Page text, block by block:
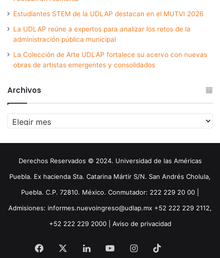
Estudiantes STEM de la UDLAP destacan en el MUTVI 2026
La UDLAP reúne a expertos para analizar los retos de la
administración pública municipal
La Colección de Arte UDLAP fortalece su acervo con nuevas
obras de artistas emergentes y consolidados
Archivos
Archivos
Derechos Reservados © 2024. Universidad de las Américas
Puebla. Ex hacienda Sta. Catarina Mártir S/N. San Andrés Cholula,
Puebla. C.P. 72810. México. Conmutador: 222 229 20 00 |
Admisiones: informes.nuevoingreso@udlap.mx +52 222 229 2112,
+52 222 229 2000 | Aviso de privacidad
Facebook LinkedInYouTubeInstagram